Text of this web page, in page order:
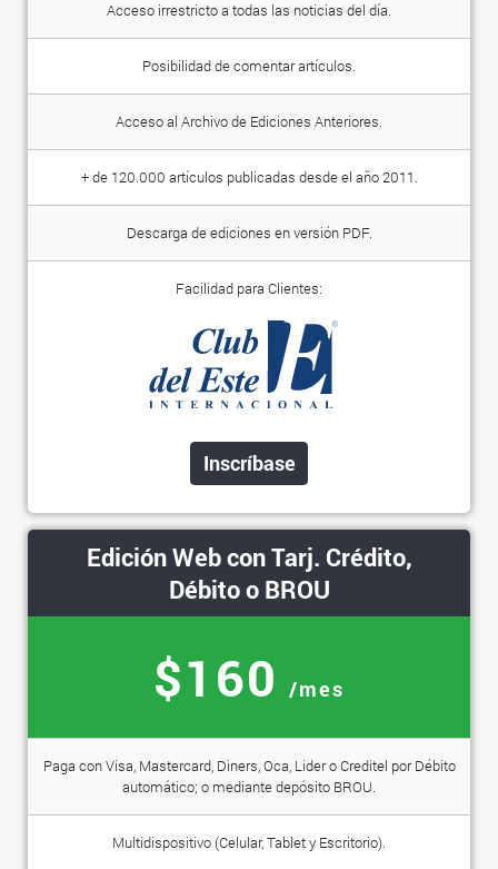
Acceso irrestricto a todas las noticias del día.
Posibilidad de comentar artículos.
Acceso al Archivo de Ediciones Anteriores.
+ de 120.000 artículos publicadas desde el año 2011.
Descarga de ediciones en versión PDF.
Facilidad para Clientes:
Inscríbase
Edición Web con Tarj. Crédito,
Débito o BROU
$160 /mes
Paga con Visa, Mastercard, Diners, Oca, Lider o Creditel por Débito
automático; o mediante depósito BROU.
Multidispositivo (Celular, Tablet y Escritorio).